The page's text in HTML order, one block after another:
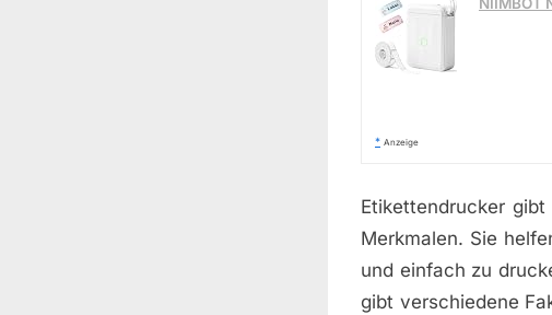
* Anzeige
Etikettendrucker
Merkmalen. Sie
und einfach zu
gibt verschiedene